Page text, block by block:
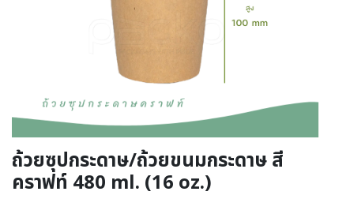
ถ้วยซุปกระดาษ/ถ้วยขนมกระดาษ สี
คราฟท์ 480 ml. (16 oz.)